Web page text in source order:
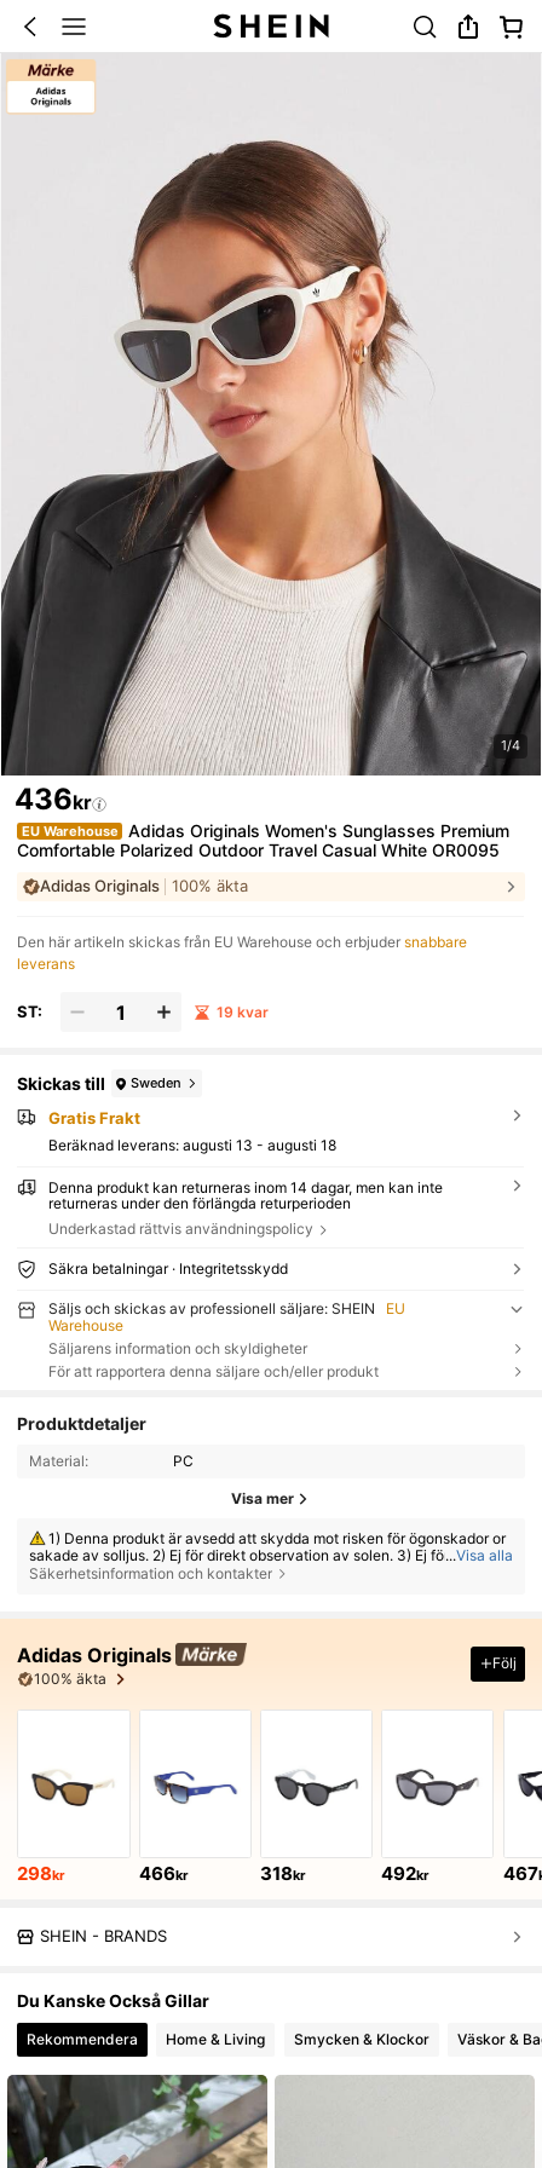
1/4
436kr
EU Warehouse
Adidas Originals Women's Sunglasses Premium
Comfortable Polarized Outdoor Travel Casual White OR0095
Adidas Originals 100% äkta
Den här artikeln skickas från EU Warehouse och erbjudersnabbare
leverans
ST: 19 kvar
Skickas till Sweden
Gratis Frakt
Beräknad leverans: augusti 13 - augusti 18
Denna produkt kan returneras inom 14 dagar, men kan inte
returneras under den förlängda returperioden
Underkastad rättvis användningspolicy
Säkra betalningar · Integritetsskydd
Säljs och skickas av professionell säljare: SHEIN
EU
Warehouse
Säljarens information och skyldigheter
För att rapportera denna säljare och/eller produkt
Produktdetaljer
Material: PC
Visa mer
1) Denna produkt är avsedd att skydda mot risken för ögonskador or
sakade av solljus. 2) Ej för direkt observation av solen. 3) Ej för skydd m
ot artificiella ljuskällor, t.ex. solarier. 4) Ej för användning som ögonskyd
...Visa alla
Säkerhetsinformation och kontakter
Adidas Originals
100% äkta
Följ
298kr 466kr 318kr 492kr 467
SHEIN - BRANDS
Du Kanske Också Gillar
Rekommendera Home & Living Smycken & Klockor Väskor &